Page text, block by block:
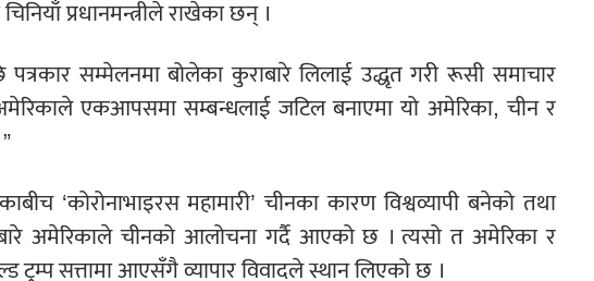
प्रधानमन्त्रीले राखेका छन् ।
पत्रकार सम्मेलनमा बोलेका कुराबारे लिलाई उद्धृत गरी रूसी समाचार
एकआपसमा सम्बन्धलाई जटिल बनाएमा यो अमेरिका, चीन र
‘कोरोनाभाइरस महामारी’ चीनका कारण विश्वव्यापी बनेको तथा
अमेरिकाले चीनको आलोचना गर्दै आएको छ । त्यसो त अमेरिका र
ट्रम्प सत्तामा आएसँगै व्यापार विवादले स्थान लिएको छ ।